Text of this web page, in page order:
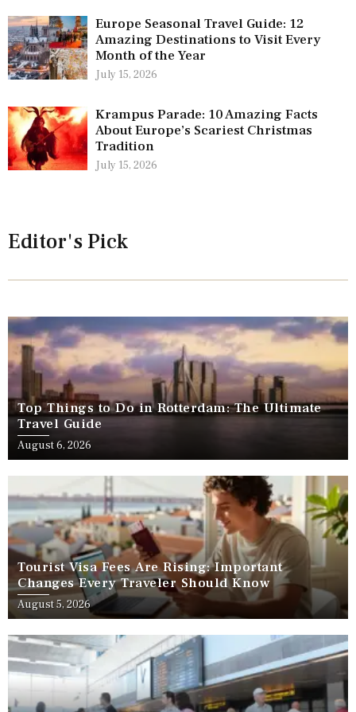
Europe Seasonal Travel Guide: 12
Amazing Destinations to Visit Every
Month of the Year
July 15, 2026
Krampus Parade: 10 Amazing Facts
About Europe’s Scariest Christmas
Tradition
July 15, 2026
Editor's Pick
Top Things to Do in Rotterdam: The Ultimate
Travel Guide
August 6, 2026
Tourist Visa Fees Are Rising: Important
Changes Every Traveler Should Know
August 5, 2026